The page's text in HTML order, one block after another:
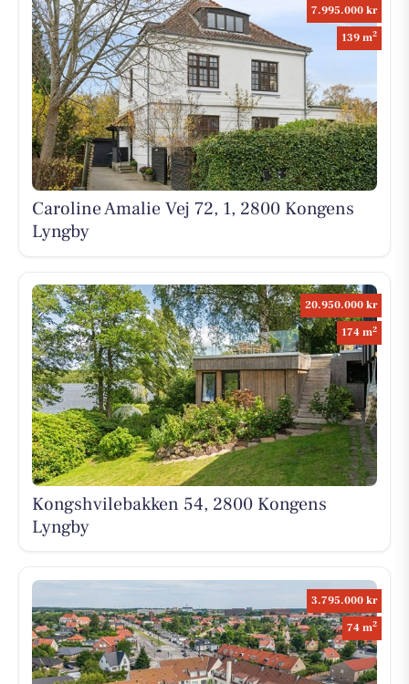
7.995.000 kr
139 m2
Caroline Amalie Vej 72, 1, 2800 Kongens
Lyngby
20.950.000 kr
174 m2
Kongshvilebakken 54, 2800 Kongens
Lyngby
3.795.000 kr
74 m2